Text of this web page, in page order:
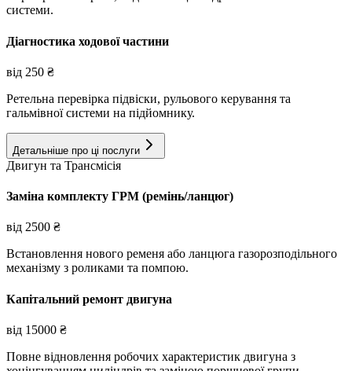
системи.
Діагностика ходової частини
від 250 ₴
Ретельна перевірка підвіски, рульового керування та
гальмівної системи на підйомнику.
Детальніше про ці послуги
Двигун та Трансмісія
Заміна комплекту ГРМ (ремінь/ланцюг)
від 2500 ₴
Встановлення нового ременя або ланцюга газорозподільного
механізму з роликами та помпою.
Капітальний ремонт двигуна
від 15000 ₴
Повне відновлення робочих характеристик двигуна з